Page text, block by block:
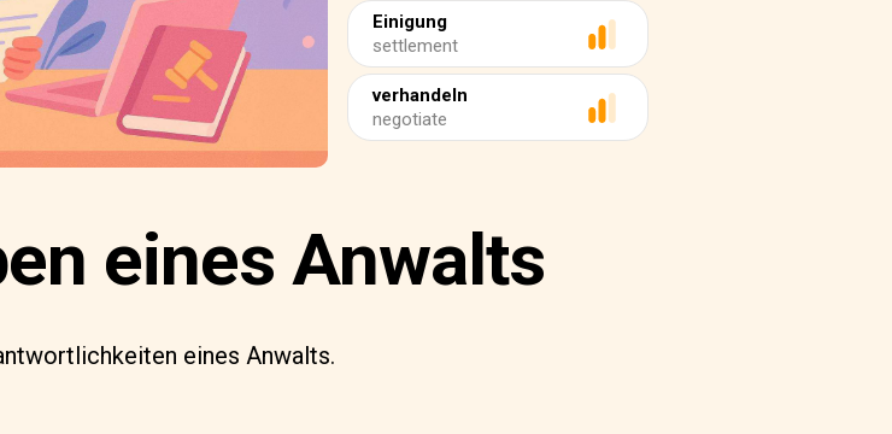
Einigung
settlement
verhandeln
negotiate
eines Anwalts
eines Anwalts.